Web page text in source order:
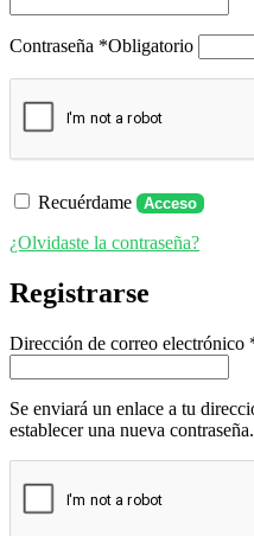
Contraseña *Obligatorio
Recuérdame Acceso
¿Olvidaste la contraseña?
Registrarse
Dirección de correo electrónico
Se enviará un enlace a tu
establecer una nueva contraseña.